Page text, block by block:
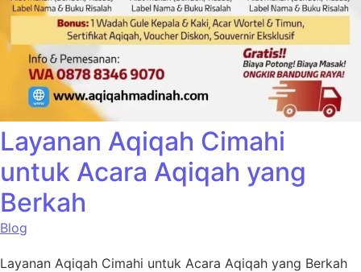
Layanan Aqiqah Cimahi
untuk Acara Aqiqah yang
Berkah
Blog
Layanan Aqiqah Cimahi untuk Acara Aqiqah yang Berkah